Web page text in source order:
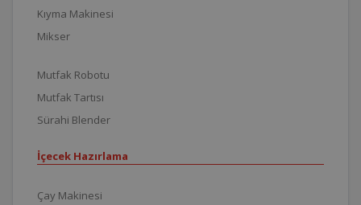
Kıyma Makinesi
Mikser
Mutfak Robotu
Mutfak Tartısı
Sürahi Blender
İçecek Hazırlama
Çay Makinesi